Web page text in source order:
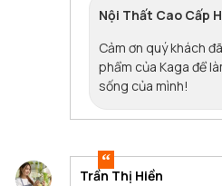
Nội Thất Cao Cấp
Cảm ơn quý khách
phẩm của Kaga để
sống của mình!
Trần Thị Hiền